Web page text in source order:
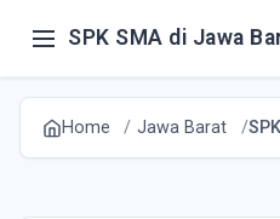
SPK SMA di Jawa
Home Jawa Barat